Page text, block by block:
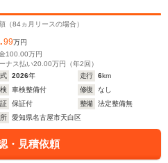
ペアタイヤ/新車香/登録済
（84ヵ月リースの場合）
99万円
100.00万円
ナス払い20.00万円（年2 回）
2026年 走行 6km
車検整備付 修復
なし
保証付 整備
法定整備無
愛知県名古屋市天白区
・見積依頼